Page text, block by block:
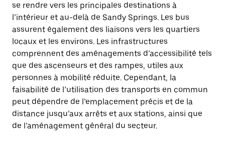
se rendre vers les principales destinations à
l’intérieur et au-delà de Sandy Springs. Les bus
assurent également des liaisons vers les quartiers
locaux et les environs. Les infrastructures
comprennent des aménagements d’accessibilité tels
que des ascenseurs et des rampes, utiles aux
personnes à mobilité réduite. Cependant, la
faisabilité de l’utilisation des transports en commun
peut dépendre de l’emplacement précis et de la
distance jusqu’aux arrêts et aux stations, ainsi que
de l’aménagement général du secteur.